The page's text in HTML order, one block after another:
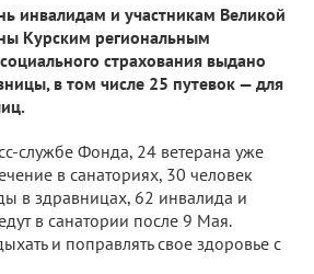
инвалидам и участникам Великой
Курским региональным
страхования выдано
в том числе 25 путевок — для
службе Фонда, 24 ветерана уже
в санаториях, 30 человек
в здравницах, 62 инвалида и
в санатории после 9 Мая.
и поправлять свое здоровье с